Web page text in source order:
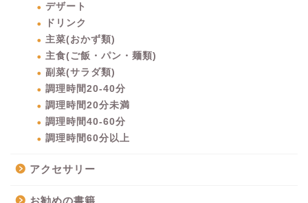
デザート
ドリンク
主菜(おかず類)
主食(ご飯・パン・麺類)
副菜(サラダ類)
調理時間20-40分
調理時間20分未満
調理時間40-60分
調理時間60分以上
アクセサリー
お勧めの書籍